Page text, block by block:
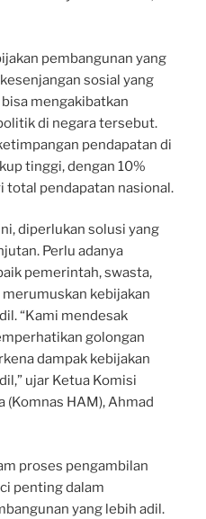
pembangunan yang
sosial yang
mengakibatkan
di negara tersebut.
pendapatan di
tinggi, dengan 10%
pendapatan nasional.
diperlukan solusi yang
Perlu adanya
pemerintah, swasta,
kebijakan
“Kami mendesak
golongan
dampak kebijakan
ujar Ketua Komisi
(Komnas HAM), Ahmad
proses pengambilan
penting dalam
yang lebih adil.